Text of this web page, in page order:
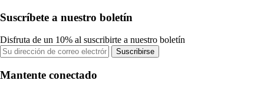
Suscríbete a nuestro boletín
Disfruta de un 10% al suscribirte a nuestro boletín
Suscribirse
Mantente conectado